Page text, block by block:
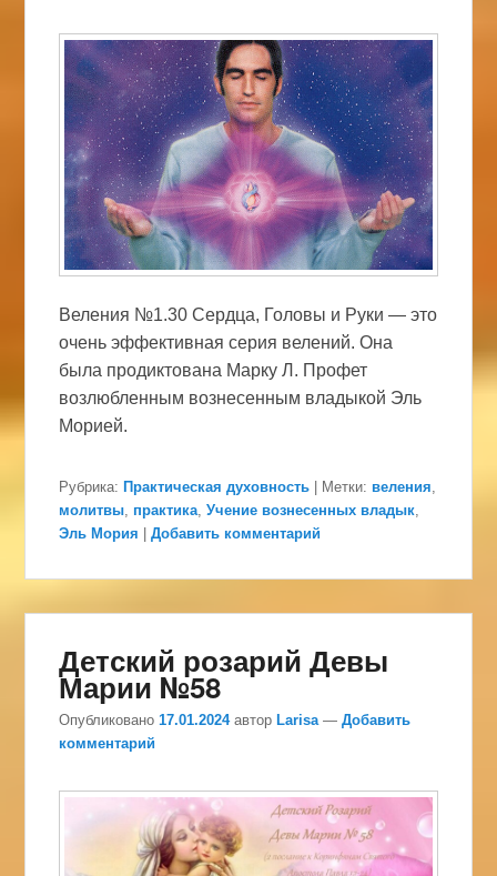
Веления №1.30 Сердца, Головы и Руки — это
очень эффективная серия велений. Она
была продиктована Марку Л. Профет
возлюбленным вознесенным владыкой Эль
Морией.
Рубрика: Практическая духовность | Метки: веления
молитвы практика ,Учение вознесенных владык
Эль Мория |Добавить комментарий
Детский розарий Девы
Марии №58
Опубликовано17.01.2024 автор Larisa —Добавить
комментарий